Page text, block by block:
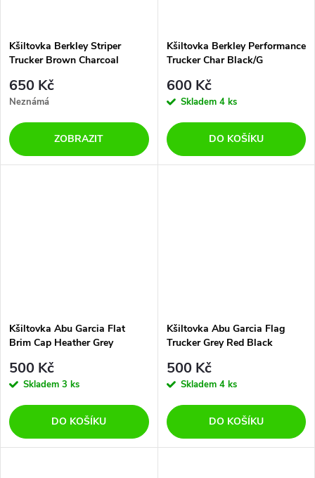
Kšiltovka Berkley Striper
Trucker Brown Charcoal
650 Kč
Neznámá
ZOBRAZIT
Kšiltovka Berkley Performance
Trucker Char Black/G
600 Kč
Skladem 4 ks
DO KOŠÍKU
Kšiltovka Abu Garcia Flat
Brim Cap Heather Grey
500 Kč
Skladem 3 ks
DO KOŠÍKU
Kšiltovka Abu Garcia Flag
Trucker Grey Red Black
500 Kč
Skladem 4 ks
DO KOŠÍKU